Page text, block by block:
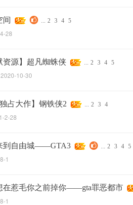
间 ... 2 3 4 5
28
资源】超凡蜘蛛侠 ... 2 3 4 5
10-30
独占大作】钢铁侠2 ... 2 3 4
2-28
到自由城——GTA3 ... 2 3 4 5
1
在惹毛你之前掉你——gta罪恶都市
1